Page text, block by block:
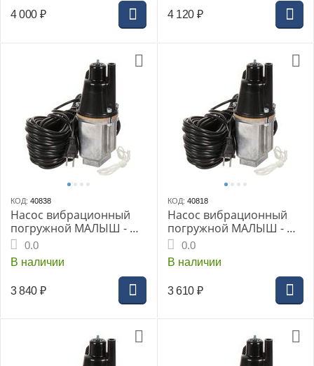
4 000 ₽ 4 120 ₽
КОД: 40838
Насос вибрационный
погружной МАЛЫШ - М,
(г.Ливны), 15м, 240 Вт,
верхний забор
0.0
В наличии
3 840 ₽
КОД: 40818
Насос вибрационный
погружной МАЛЫШ - М,
10м0.0
В наличии
3 610 ₽